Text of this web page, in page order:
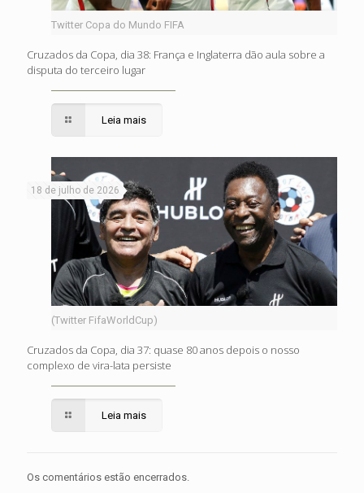
Twitter Copa do Mundo FIFA
Cruzados da Copa, dia 38: França e Inglaterra dão aula sobre a
disputa do terceiro lugar
Leia mais
(Twitter FifaWorldCup)
18 de julho de 2026
Cruzados da Copa, dia 37: quase 80 anos depois o nosso
complexo de vira-lata persiste
Leia mais
Os comentários estão encerrados.